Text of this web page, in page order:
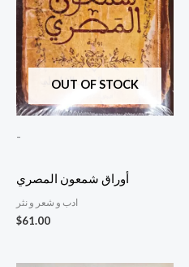
OUT OF STOCK
-
أوراق شمعون المصري
ادب و شعر و نثر
$61.00